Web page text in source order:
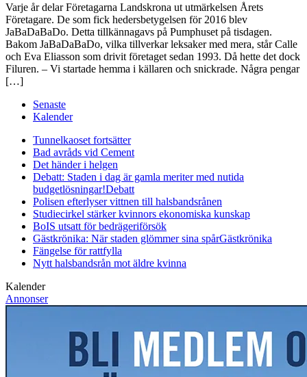
Varje år delar Företagarna Landskrona ut utmärkelsen Årets
Företagare. De som fick hedersbetygelsen för 2016 blev
JaBaDaBaDo. Detta tillkännagavs på Pumphuset på tisdagen.
Bakom JaBaDaBaDo, vilka tillverkar leksaker med mera, står Calle
och Eva Eliasson som drivit företaget sedan 1993. Då hette det dock
Filuren. – Vi startade hemma i källaren och snickrade. Några pengar
[…]
Senaste
Kalender
Tunnelkaoset fortsätter
Bad avråds vid Cement
Det händer i helgen
Debatt: Staden i dag är gamla meriter med nutida
budgetlösningar!Debatt
Polisen efterlyser vittnen till halsbandsrånen
Studiecirkel stärker kvinnors ekonomiska kunskap
BoIS utsatt för bedrägeriförsök
Gästkrönika: När staden glömmer sina spårGästkrönika
Fängelse för rattfylla
Nytt halsbandsrån mot äldre kvinna
Kalender
Annonser